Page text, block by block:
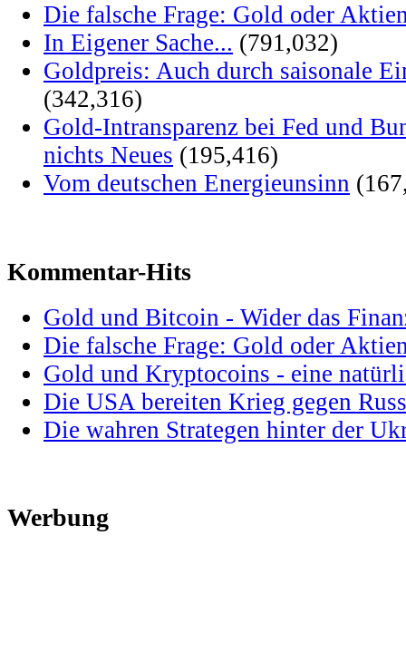
Die falsche Frage: Gold oder
In Eigener Sache... (791,032)
Goldpreis: Auch durch saisonale
(342,316)
Gold-Intransparenz bei Fed und
nichts Neues (195,416)
Vom deutschen Energieunsinn
Kommentar-Hits
Gold und Bitcoin - Wider das
Die falsche Frage: Gold oder
Gold und Kryptocoins - eine
Die USA bereiten Krieg gegen
Die wahren Strategen hinter der
Werbung